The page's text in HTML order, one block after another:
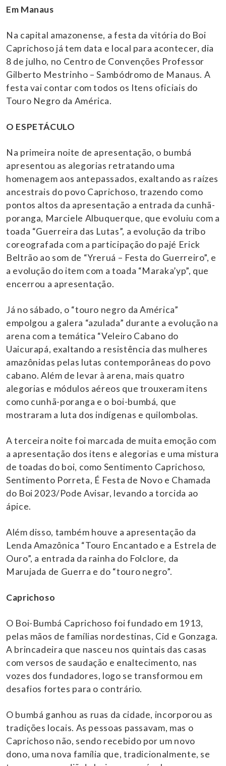
Em Manaus
Na capital amazonense, a festa da vitória do Boi
Caprichoso já tem data e local para acontecer, dia
8 de julho, no Centro de Convenções Professor
Gilberto Mestrinho – Sambódromo de Manaus. A
festa vai contar com todos os Itens oficiais do
Touro Negro da América.
O ESPETÁCULO
Na primeira noite de apresentação, o bumbá
apresentou as alegorias retratando uma
homenagem aos antepassados, exaltando as raízes
ancestrais do povo Caprichoso, trazendo como
pontos altos da apresentação a entrada da cunhã-
poranga, Marciele Albuquerque, que evoluiu com a
toada “Guerreira das Lutas”, a evolução da tribo
coreografada com a participação do pajé Erick
Beltrão ao som de “Yreruá – Festa do Guerreiro”, e
a evolução do item com a toada “Maraka’yp”, que
encerrou a apresentação.
Já no sábado, o “touro negro da América”
empolgou a galera “azulada” durante a evolução na
arena com a temática “Veleiro Cabano do
Uaicurapá, exaltando a resistência das mulheres
amazônidas pelas lutas contemporâneas do povo
cabano. Além de levar à arena, mais quatro
alegorias e módulos aéreos que trouxeram itens
como cunhã-poranga e o boi-bumbá, que
mostraram a luta dos indígenas e quilombolas.
A terceira noite foi marcada de muita emoção com
a apresentação dos itens e alegorias e uma mistura
de toadas do boi, como Sentimento Caprichoso,
Sentimento Porreta, É Festa de Novo e Chamada
do Boi 2023/Pode Avisar, levando a torcida ao
ápice.
Além disso, também houve a apresentação da
Lenda Amazônica “Touro Encantado e a Estrela de
Ouro”, a entrada da rainha do Folclore, da
Marujada de Guerra e do “touro negro”.
Caprichoso
O Boi-Bumbá Caprichoso foi fundado em 1913,
pelas mãos de famílias nordestinas, Cid e Gonzaga.
A brincadeira que nasceu nos quintais das casas
com versos de saudação e enaltecimento, nas
vozes dos fundadores, logo se transformou em
desafios fortes para o contrário.
O bumbá ganhou as ruas da cidade, incorporou as
tradições locais. As pessoas passavam, mas o
Caprichoso não, sendo recebido por um novo
dono, uma nova família que, tradicionalmente, se